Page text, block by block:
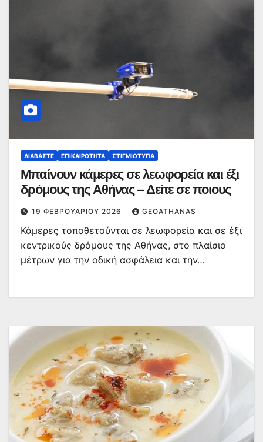
ΔΙΑΒΆΣΤΕ ΕΠΙΚΑΙΡΌΤΗΤΑ ΣΤΙΓΜΙΌΤΥΠΑ
Μπαίνουν κάμερες σε λεωφορεία και έξι
δρόμους της Αθήνας – Δείτε σε ποιους
19 ΦΕΒΡΟΥΑΡΊΟΥ 2026 GEOATHANAS
Κάμερες τοποθετούνται σε λεωφορεία και σε έξι
κεντρικούς δρόμους της Αθήνας, στο πλαίσιο
μέτρων για την οδική ασφάλεια και την…